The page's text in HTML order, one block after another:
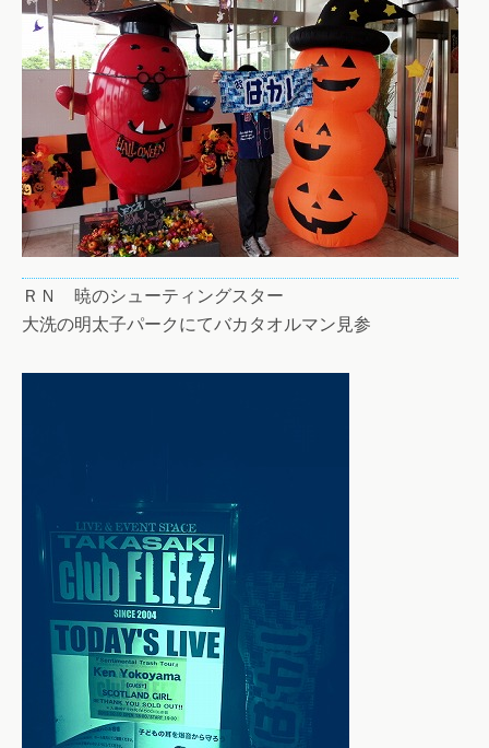
ＲＮ 暁のシューティングスター
大洗の明太子パークにてバカタオルマン見参